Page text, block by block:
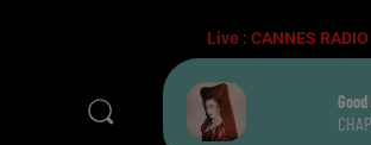
Live :CANNES RADIO